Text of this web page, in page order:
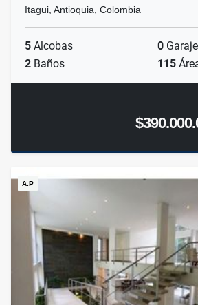
Itagui, Antioquia, Colombia
5 Alcobas 0 Garaje
2 Baños 115
A.P